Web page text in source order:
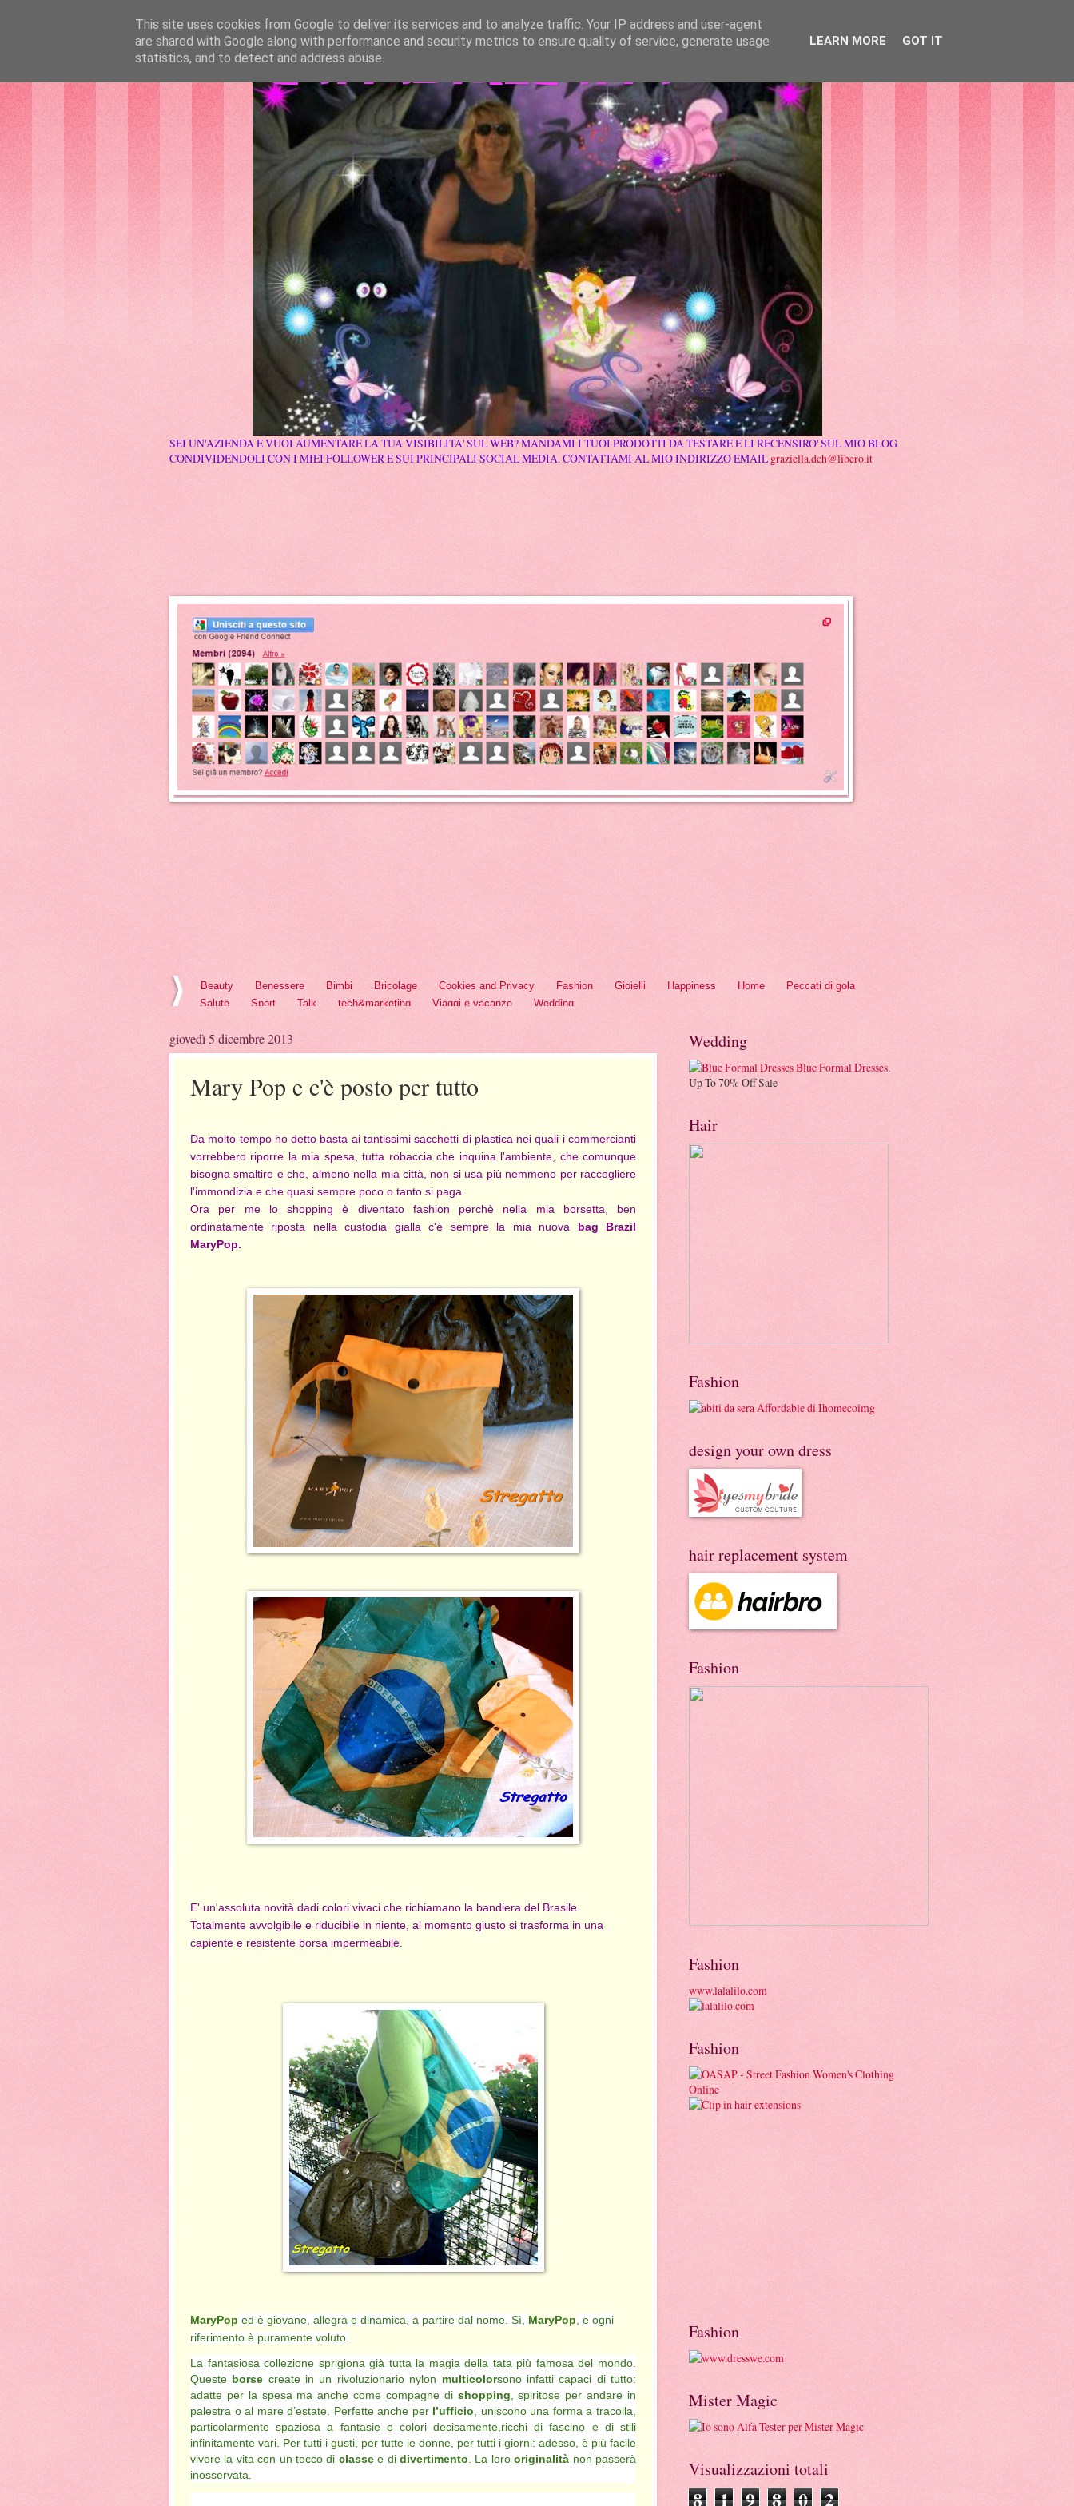
GATTASTREGATTA
SEI UN'AZIENDA E VUOI AUMENTARE LA TUA VISIBILITA' SUL WEB? MANDAMI I TUOI PRODOTTI DA TESTARE E LI RECENSIRO' SUL MIO BLOG
CONDIVIDENDOLI CON I MIEI FOLLOWER E SUI PRINCIPALI SOCIAL MEDIA. CONTATTAMI AL MIO INDIRIZZO EMAILgraziella.dch@libero.it
Beauty Benessere Bimbi Bricolage Cookies and Privacy Fashion Gioielli Happiness Home
Peccati di gola
Salute
Sport Talk tech&marketing Viaggi e vacanze Wedding
giovedì 5 dicembre 2013
Mary Pop e c'è posto per tutto
Da molto tempo ho detto basta ai tantissimi sacchetti di plastica nei quali i commercianti
vorrebbero riporre la mia spesa, tutta robaccia che inquina l'ambiente, che comunque
bisogna smaltire e che, almeno nella mia città, non si usa più nemmeno per raccogliere
l'immondizia e che quasi sempre poco o tanto si paga.
Ora per me lo shopping è diventato fashion perchè nella mia borsetta, ben
ordinatamente riposta nella custodia gialla c'è sempre la mia nuova bag Brazil
MaryPop.
E' un'assoluta novità dadi colori vivaci che richiamano la bandiera del Brasile.
Totalmente avvolgibile e riducibile in niente, al momento giusto si trasforma in una
capiente e resistente borsa impermeabile.
MaryPop ed è giovane, allegra e dinamica, a partire dal nome. Sì, MaryPop , e ogni
riferimento è puramente voluto.
La fantasiosa collezione sprigiona già tutta la magia della tata più famosa del mondo.
Queste borse create in un rivoluzionario nylon multicolorsono infatti capaci di tutto:
adatte per la spesa ma anche come compagne di shopping, spiritose per andare in
palestra o al mare d’estate. Perfette anche per l’ufficio, uniscono una forma a tracolla,
particolarmente spaziosa a fantasie e colori decisamente,ricchi di fascino e di stili
infinitamente vari. Per tutti i gusti, per tutte le donne, per tutti i giorni: adesso, è più facile
vivere la vita con un tocco di classee didivertimento. La lorooriginalità non passerà
inosservata.
Wedding
Blue Formal Dresses.
Up To 70% Off Sale
Hair
Fashion
design your own dress
hair replacement system
Fashion
Fashion
www.lalalilo.com
Fashion
Fashion
Mister Magic
Visualizzazioni totali
8 1 9 8 0 2
This site uses cookies from Google to deliver its services and to analyze traffic. Your IP address and user-agent
are shared with Google along with performance and security metrics to ensure quality of service, generate usage
statistics, and to detect and address abuse.
LEARN MORE GOT IT